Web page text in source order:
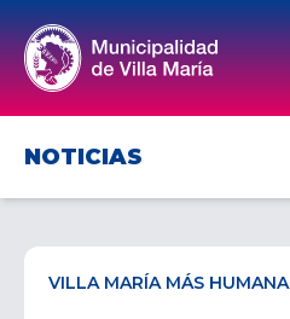
NOTICIAS
VILLA MARÍA MÁS HUMANA